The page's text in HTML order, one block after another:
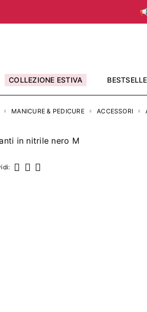
COLLEZIONE ESTIVA
MANICURE & PEDICURE ACCESSORI